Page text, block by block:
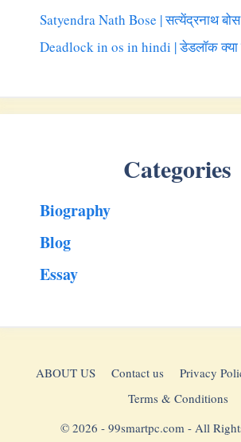
Satyendra Nath Bose | सत्येंद्रनाथ बोस
Deadlock in os in hindi | डेडलॉक क्या
Categories
Biography
Blog
Essay
ABOUT US Contact us Privacy
Terms & Conditions
© 2026 - 99smartpc.com - All